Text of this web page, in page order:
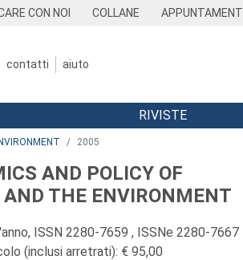
CON NOI COLLANE APPUNTAMENTI
contatti aiuto
RIVISTE
2005
AND POLICY OF
AND THE ENVIRONMENT
ISSN 2280-7659 , ISSNe 2280-7667
(inclusi arretrati): € 95,00